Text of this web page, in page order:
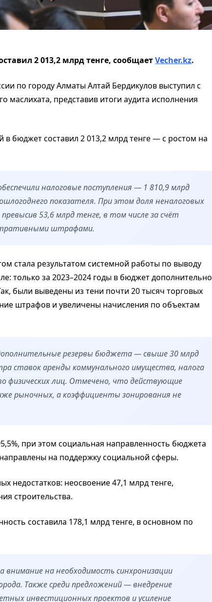
2 013,2 млрд тенге, сообщаетVecher.kz.
по городу Алматы Алтай Бердикулов выступил с
маслихата, представив итоги аудита исполнения
бюджет составил 2 013,2 млрд тенге — с ростом на
налоговые поступления — 1 810,9 млрд
показателя. При этом доля неналоговых
53,6 млрд тенге, в том числе за счёт
штрафами.
стала результатом системной работы по выводу
только за 2023–2024 годы в бюджет дополнительно
были выведены из тени почти 20 тысяч торговых
штрафов и увеличены начисления по объектам
резервы бюджета — свыше 30 млрд
ставок аренды коммунального имущества, налога
физических лиц. Отмечено, что действующие
рыночных, а коэффициенты зонирования не
при этом социальная направленность бюджета
направлены на поддержку социальной сферы.
недостатков: неосвоение 47,1 млрд тенге,
строительства.
составила 178,1 млрд тенге, в основном по
внимание на необходимость синхронизации
Также среди предложений — внедрение
инвестиционных проектов и усиление